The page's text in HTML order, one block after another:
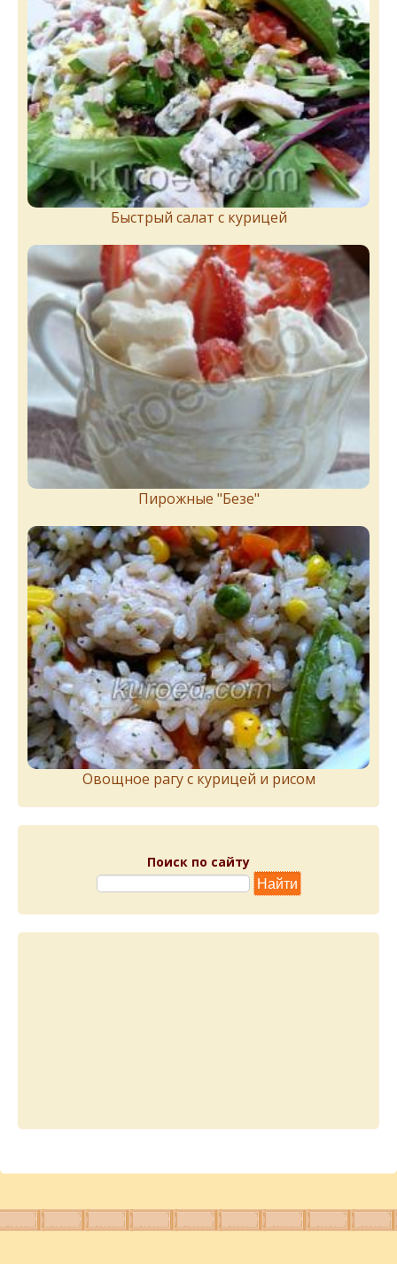
Быстрый салат с курицей
Пирожныe "Бeзe"
Овощное рагу с курицей и рисом
Поиск по сайту